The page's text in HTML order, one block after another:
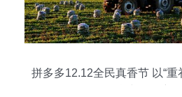
拼多多12.12全民真香节 以“重